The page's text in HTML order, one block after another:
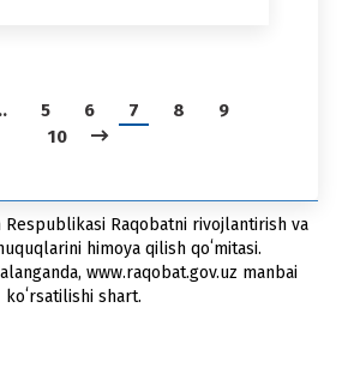
5 6 7 8
9
10
Respublikasi Raqobatni rivojlantirish va
himoya qilish qoʻmitasi.
www.raqobat.gov.uz manbai
koʻrsatilishi shart.